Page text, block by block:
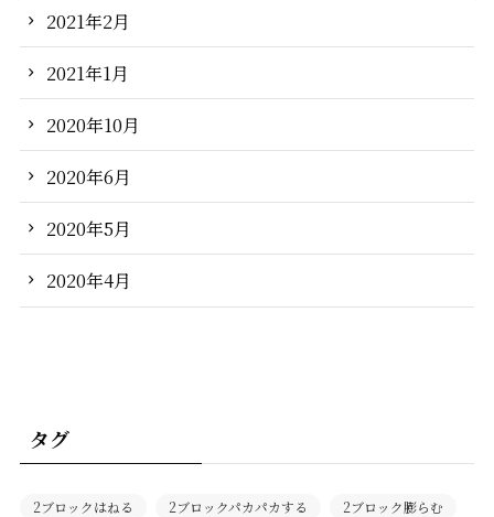
2021年2月
2021年1月
2020年10月
2020年6月
2020年5月
2020年4月
タグ
2ブロックはねる 2ブロックパカパカする
2ブロック膨らむ